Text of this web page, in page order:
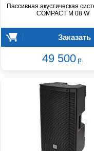
Пассивная акустическая
COMPACT M 08 W
Заказать
49 500 р.